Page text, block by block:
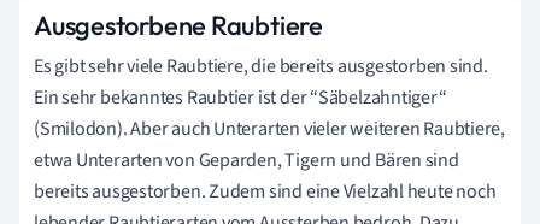
Ausgestorbene Raubtiere
Es gibt sehr viele Raubtiere, die bereits ausgestorben sind.
Ein sehr bekanntes Raubtier ist der “Säbelzahntiger“
(Smilodon). Aber auch Unterarten vieler weiteren Raubtiere,
etwa Unterarten von Geparden, Tigern und Bären sind
bereits ausgestorben. Zudem sind eine Vielzahl heute noch